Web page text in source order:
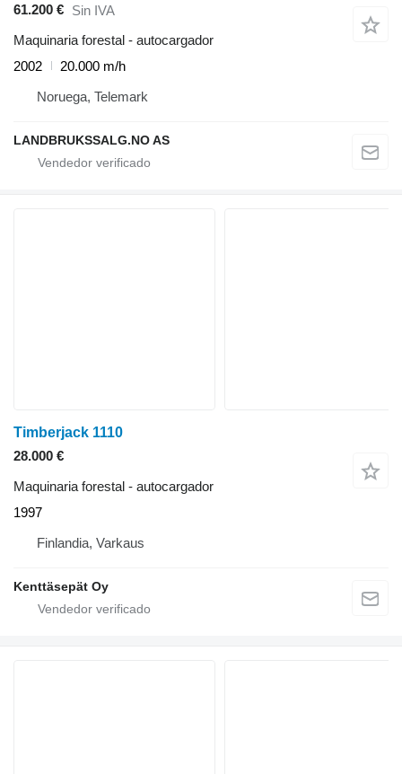
61.200 € Sin IVA
Maquinaria forestal - autocargador
2002
20.000 m/h
Noruega, Telemark
LANDBRUKSSALG.NO AS
Timberjack 1110
28.000 €
Maquinaria forestal - autocargador
1997
Finlandia, Varkaus
Kenttäsepät Oy